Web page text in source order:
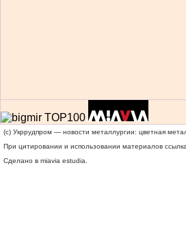
(c) Укррудпром — новости металлургии: цветная
При цитировании и использовании материалов
Сделано в miavia estudia.